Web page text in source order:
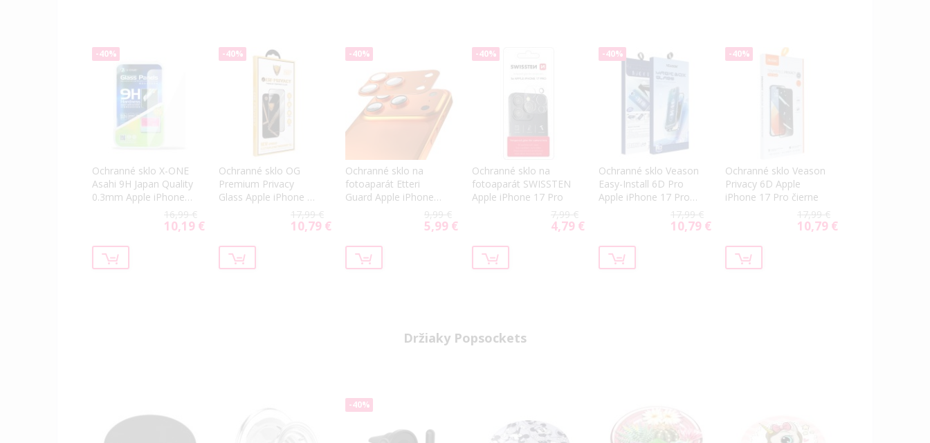
-40%
Ochranné sklo X-ONE
Asahi 9H Japan Quality
0.3mm Apple iPhone
16 Pro/17/17 Pro16,99 €
Special
10,19 €
-40%
Ochranné sklo OG
Premium Privacy
Glass Apple iPhone 17
17,99 €
Special
10,79 €
-40%
Ochranné sklo na
fotoaparát Etteri
Guard Apple iPhone
9,99 €
Special
5,99 €
-40%
Ochranné sklo na
fotoaparát SWISSTEN
Apple iPhone 17 Pro
7,99 €
Special
4,79 €
-40%
Ochranné sklo Veason
Easy-Install 6D Pro
Apple iPhone 17 Pro
17,99 €
Special
10,79 €
-40%
Ochranné sklo Veason
Privacy 6D Apple
iPhone 17 Pro čierne
17,99 €
Special
10,79 €
Držiaky Popsockets
-40%